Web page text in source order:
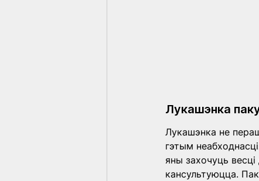
Лукашэнка
Лукашэнка не
гэтым
яны захочуць весці
кансультуюцца.